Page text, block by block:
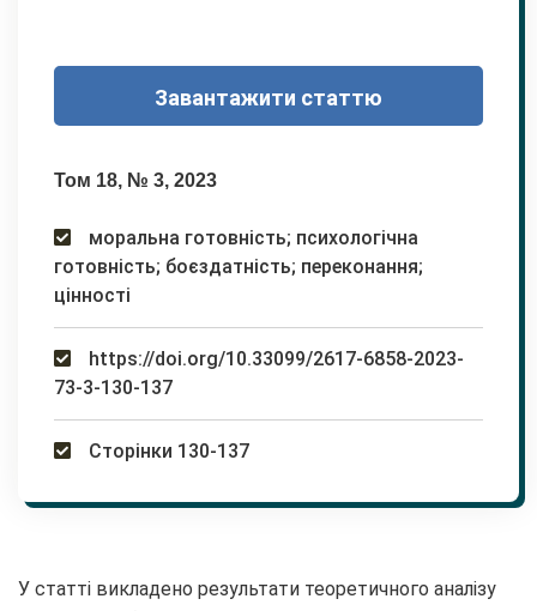
Завантажити статтю
Том 18, № 3, 2023
моральна готовність; психологічна
готовність; боєздатність; переконання;
цінності
https://doi.org/10.33099/2617-6858-2023-
73-3-130-137
Сторінки 130-137
У статті викладено результати теоретичного аналізу